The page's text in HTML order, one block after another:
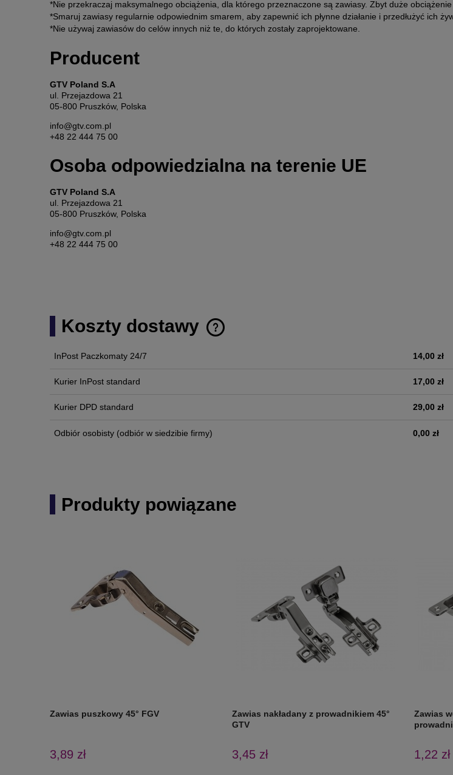
*Nie przekraczaj maksymalnego obciążenia, dla którego przeznaczone są zawiasy. Zbyt duże
*Smaruj zawiasy regularnie odpowiednim smarem, aby zapewnić ich płynne działanie i przedłużyć ich
*Nie używaj zawiasów do celów innych niż te, do których zostały zaprojektowane.
Producent
GTV Poland S.A
ul. Przejazdowa 21
05-800 Pruszków, Polska
info@gtv.com.pl
+48 22 444 75 00
Osoba odpowiedzialna na terenie UE
GTV Poland S.A
ul. Przejazdowa 21
05-800 Pruszków, Polska
info@gtv.com.pl
+48 22 444 75 00
Koszty dostawy
InPost Paczkomaty 24/7 14,00 zł
Kurier InPost standard 17,00 zł
Kurier DPD standard 29,00 zł
Odbiór osobisty (odbiór w siedzibie firmy) 0,00 zł
Produkty powiązane
Zawias puszkowy 45° FGV
3,89 zł
Zawias nakładany z prowadnikiem 45°
GTV
3,45 zł
Zawias
1,22 zł